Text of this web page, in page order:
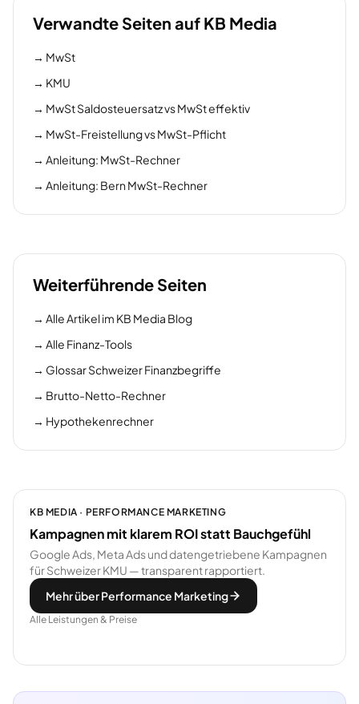
Verwandte Seiten auf KB Media
→ MwSt
→ KMU
→ MwSt Saldosteuersatz vs MwSt effektiv
→ MwSt-Freistellung vs MwSt-Pflicht
→ Anleitung: MwSt-Rechner
→ Anleitung: Bern MwSt-Rechner
Weiterführende Seiten
→ Alle Artikel im KB Media Blog
→ Alle Finanz-Tools
→ Glossar Schweizer Finanzbegriffe
→ Brutto-Netto-Rechner
→ Hypothekenrechner
KB MEDIA · PERFORMANCE MARKETING
Kampagnen mit klarem ROI statt Bauchgefühl
Google Ads, Meta Ads und datengetriebene Kampagnen
für Schweizer KMU — transparent rapportiert.
Mehr über Performance Marketing
Alle Leistungen & Preise